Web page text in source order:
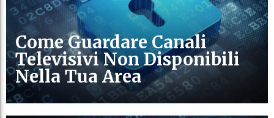
Come Guardare Canali
Televisivi Non Disponibili
Nella Tua Area